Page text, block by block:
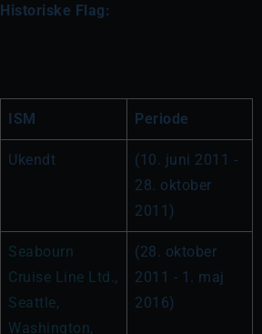
Historiske Flag:
ISM Periode
Ukendt
(10. juni 2011 -
28. oktober
2011)
Seabourn
Cruise Line Ltd.,
Seattle,
Washington,
(28. oktober
2011 - 1. maj
2016)